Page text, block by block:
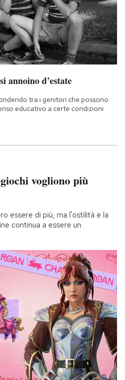
annoino d’estate
tra i genitori che possono
educativo a certe condizioni
vogliono più
essere di più, ma l'ostilità e la
continua a essere un